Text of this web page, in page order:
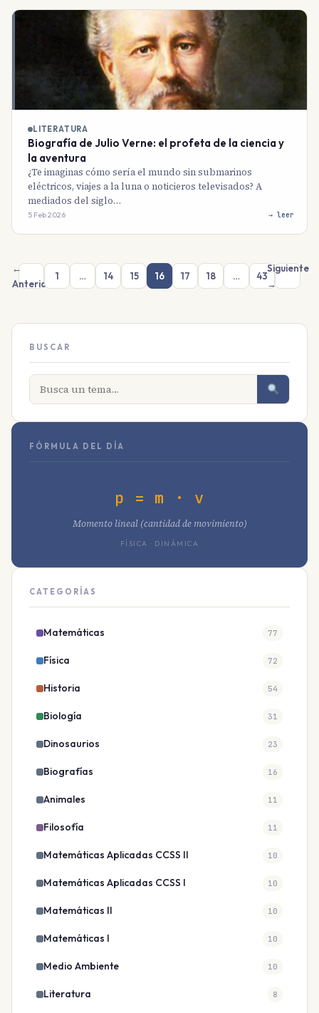
LITERATURA
Biografía de Julio Verne: el profeta de la ciencia y
la aventura
¿Te imaginas cómo sería el mundo sin submarinos
eléctricos, viajes a la luna o noticieros televisados? A
mediados del siglo…
5 Feb 2026 → leer
←
Anterior
1 … 14 15 16 17 18 … 43
Siguiente
→
BUSCAR
FÓRMULA DEL DÍA
p = m · v
Momento lineal (cantidad de movimiento)
FÍSICA · DINÁMICA
CATEGORÍAS
Matemáticas 77
Física 72
Historia 54
Biología 31
Dinosaurios 23
Biografías 16
Animales 11
Filosofía 11
Matemáticas Aplicadas CCSS II 10
Matemáticas Aplicadas CCSS I 10
Matemáticas II 10
Matemáticas I 10
Medio Ambiente 10
Literatura 8